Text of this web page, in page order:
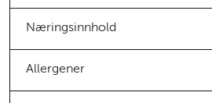
Næringsinnhold
Allergener